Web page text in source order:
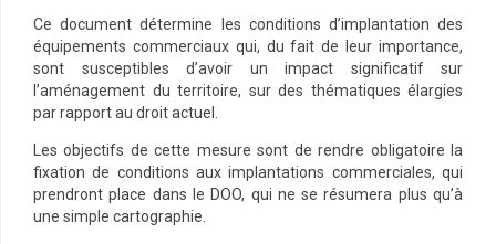
Ce document détermine les conditions d’implantation des
équipements commerciaux qui, du fait de leur importance,
sont susceptibles d’avoir un impact significatif sur
l’aménagement du territoire, sur des thématiques élargies
par rapport au droit actuel.
Les objectifs de cette mesure sont de rendre obligatoire la
fixation de conditions aux implantations commerciales, qui
prendront place dans le DOO, qui ne se résumera plus qu’à
une simple cartographie.